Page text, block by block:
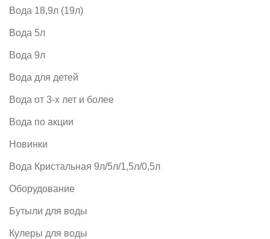
Вода 18,9л (19л)
Вода 5л
Вода 9л
Вода для детей
Вода от 3-х лет и более
Вода по акции
Новинки
Вода Кристальная 9л/5л/1,5л/0,5л
Оборудование
Бутыли для воды
Кулеры для воды